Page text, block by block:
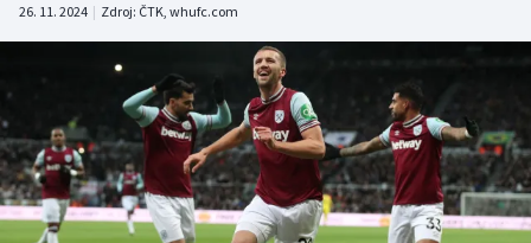
DALŠÍ SPORTY
Americký fotbal
Baseball a softbal
NEPŘEHLÉDNĚTE
Soutěže
26. 11. 2024 | Zdroj: ČTK, whufc.com